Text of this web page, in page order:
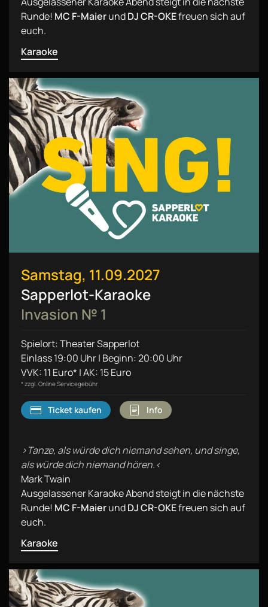
Runde! MC F-MaierundDJ CR-OKEfreuen sich auf
euch.
Karaoke
Samstag, 11.09.2027
Sapperlot-Karaoke
Invasion № 1
Spielort: Theater Sapperlot
Einlass 19:00 Uhr | Beginn: 20:00 Uhr
VVK: 11 Euro* | AK: 15 Euro
* zzgl. Online Servicegebühr
Ticket kaufen Info
›Tanze, als würde dich niemand sehen, und singe,
als würde dich niemand hören.‹
Mark Twain
Ausgelassener Karaoke Abend steigt in die nächste
Runde! MC F-MaierundDJ CR-OKEfreuen sich auf
euch.
Karaoke